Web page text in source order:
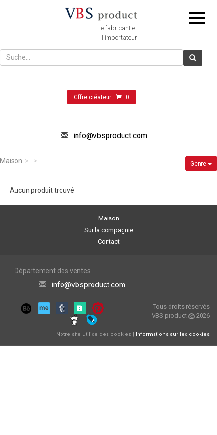
Le fabricant et
l'importateur
Offre créateur 0
info@vbsproduct.com
Maison Genre
Aucun produit trouvé
Maison
Sur la compagnie
Contact
Département des ventes
info@vbsproduct.com
Tous droits réservés
VBS product
2026
Notre site utilise des cookies | Informations sur les cookies